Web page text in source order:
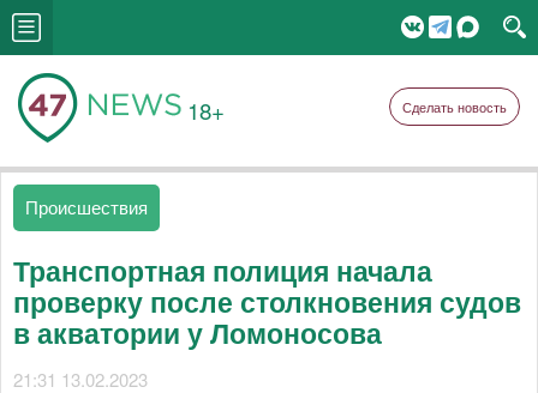
18+ Сделать новость
Происшествия
Транспортная полиция начала
проверку после столкновения судов
в акватории у Ломоносова
21:31 13.02.2023